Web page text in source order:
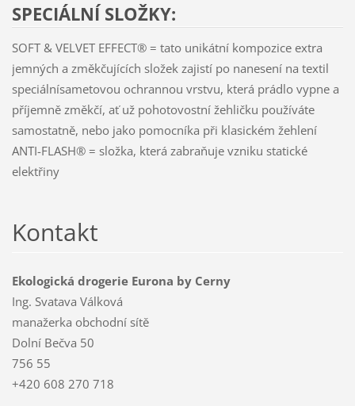
SPECIÁLNÍ SLOŽKY:
SOFT & VELVET EFFECT® = tato unikátní kompozice extra
jemných a změkčujících složek zajistí po nanesení na textil
speciálnísametovou ochrannou vrstvu, která prádlo vypne a
příjemně změkčí, ať už pohotovostní žehličku používáte
samostatně, nebo jako pomocníka při klasickém žehlení
ANTI-FLASH® = složka, která zabraňuje vzniku statické
elektřiny
Kontakt
Ekologická drogerie Eurona by Cerny
Ing. Svatava Válková
manažerka obchodní sítě
Dolní Bečva 50
756 55
+420 608 270 718